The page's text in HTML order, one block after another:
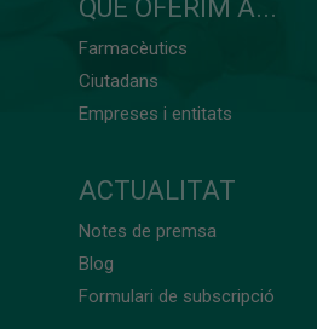
QUÈ OFERIM A...
Farmacèutics
Ciutadans
Empreses i entitats
ACTUALITAT
Notes de premsa
Blog
Formulari de subscripció